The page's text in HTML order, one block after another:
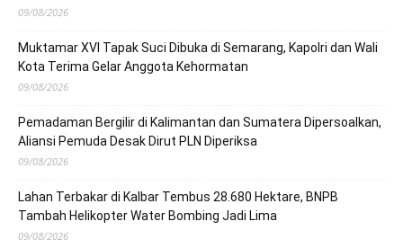
09/08/2026
Muktamar XVI Tapak Suci Dibuka di Semarang, Kapolri dan Wali
Kota Terima Gelar Anggota Kehormatan
09/08/2026
Pemadaman Bergilir di Kalimantan dan Sumatera Dipersoalkan,
Aliansi Pemuda Desak Dirut PLN Diperiksa
09/08/2026
Lahan Terbakar di Kalbar Tembus 28.680 Hektare, BNPB
Tambah Helikopter Water Bombing Jadi Lima
09/08/2026